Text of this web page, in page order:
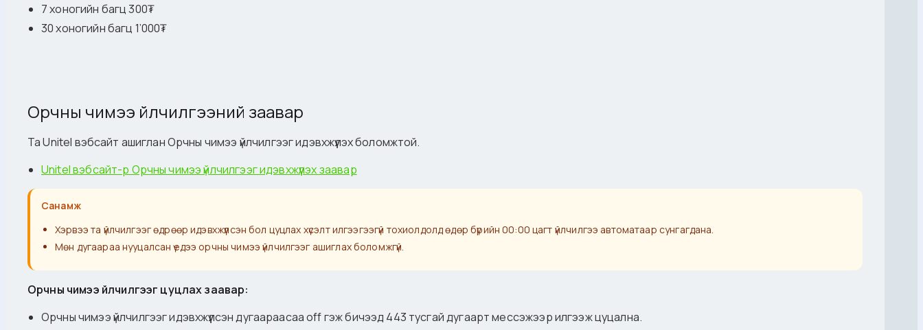
7 хоногийн багц 300₮
30 хоногийн багц 1’000₮
Орчны чимээ үйлчилгээний заавар
Та Unitel вэбсайт ашиглан Орчны чимээ үйлчилгээг идэвхжүүлэх боломжтой.
Unitel вэбсайт-р Орчны чимээ үйлчилгээг идэвхжүүлэх заавар
Санамж
Хэрвээ та үйлчилгээг өдрөөр идэвхжүүлсэн бол цуцлах хүсэлт илгээгээгүй тохиолдолд өдөр бүрийн 00:00 цагт үйлчилгээ автоматаар сунгагдана.
Мөн дугаараа нууцалсан үедээ орчны чимээ үйлчилгээг ашиглах боломжгүй.
Орчны чимээ үйлчилгээг цуцлах заавар:
Орчны чимээ үйлчилгээг идэвхжүүлсэн дугаараасаа off гэж бичээд 443 тусгай дугаарт мессэжээр илгээж цуцална.